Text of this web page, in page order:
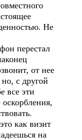
Не
перестал
от нее
с другой
все эти
как визит
на